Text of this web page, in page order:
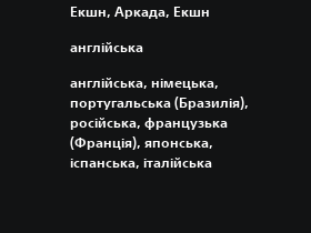
Екшн, Аркада, Екшн
англійська
англійська, німецька,
португальська (Бразилія),
російська, французька
(Франція), японська,
іспанська, італійська